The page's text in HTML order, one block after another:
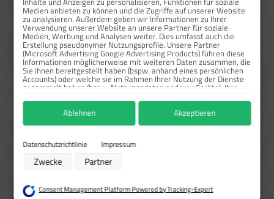
Sofort verfügbar, Lieferzeit: 1-3 Tage
Größeauswählen
297x105 mm
Materialauswählen
Alu
Folie
Reflektierendauswählen
Produkt Anzahl: Gib den gewünschten Wert ein oder benutze die Schaltflächen um die Anzahl zu
Medien anbieten zu können und die Zugriffe auf unserer Website
zu analysieren. Außerdem geben wir Informationen zu Ihrer
Verwendung unserer Website an unsere Partner für soziale
Medien, Werbung und Analysen weiter. Dies umfasst auch die
Erstellung pseudonymer Nutzungsprofile. Unsere Partner
(Microsoft Advertising Google Advertising Products) führen diese
Informationen möglicherweise mit weiteren Daten zusammen, die
Sie ihnen bereitgestellt haben (bspw. anhand eines persönlichen
Accounts) oder welche sie im Rahmen Ihrer Nutzung der Dienste
gesammelt haben (bspw. Nutzungsdaten anderer Geräte). Ihre
jederzeit widerrufen, indem Sie auf den Datenschutz-Button links
unten klicken und dort die entsprechenden Anpassungen
vornehmen.
Zwecke der Datenverarbeitung durch unsere Partner:
Verwendung reduzierter Daten zur Auswahl von Werbeanzeigen
Verwendung von Profilen zur Auswahl personalisierter Werbung
Erstellung von Profilen zur Personalisierung von Inhalten
Datenschutzrichtlinie Impressum
Zwecke Partner
Ablehnen Akzeptieren
Consent Management Platform Powered by Tracking-Expert